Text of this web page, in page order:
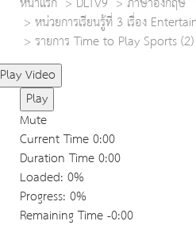
หน่วยการเรียนรู้ที่ 3 เรื่อง
รายการ Time to Play Sports
Play Video
Play
Mute
Current Time0:00
Duration Time0:00
Loaded: 0%
Progress: 0%
Remaining Time-0:00